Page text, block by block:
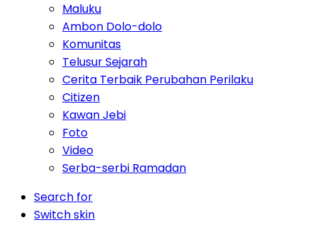
Maluku
Ambon Dolo-dolo
Komunitas
Telusur Sejarah
Cerita Terbaik Perubahan Perilaku
Citizen
Kawan Jebi
Foto
Video
Serba-serbi Ramadan
Search for
Switch skin